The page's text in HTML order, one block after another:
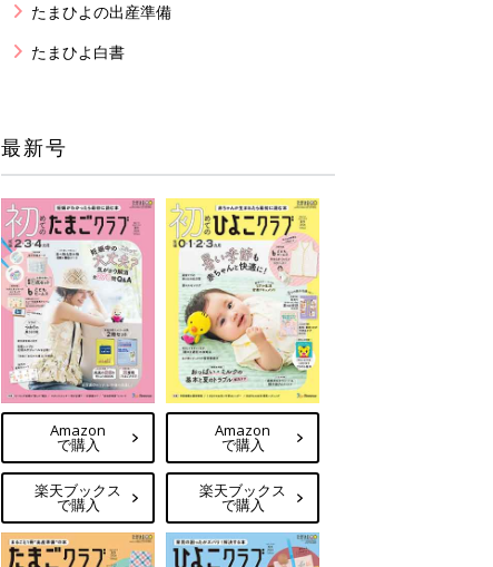
たまひよの出産準備
たまひよ白書
最新号
Amazon
で購入
楽天ブックス
で購入
Amazon
で購入
楽天ブックス
で購入